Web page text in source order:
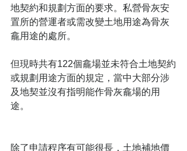
地契約和規劃方面的要求。私營骨灰安
置所的營運者或需改變土地用途為骨灰
龕用途的處所。
但現時共有122個龕場並未符合土地契約
或規劃用途方面的規定，當中大部分涉
及地契並沒有指明能作骨灰龕場的用
途。
除了申請程序有可能很長，土地補地價